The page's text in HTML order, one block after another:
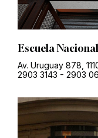
Escuela
Av. Uruguay 878,
2903 3143 - 2903